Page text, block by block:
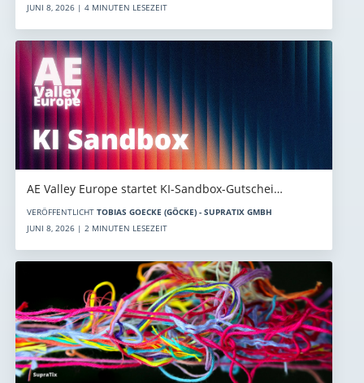
JUNI 8, 2026 | 4 MINUTEN LESEZEIT
AE Valley Europe startet KI-Sandbox-Gutschei…
VERÖFFENTLICHT TOBIAS GOECKE (GÖCKE) - SUPRATIX GMBH
JUNI 8, 2026 | 2 MINUTEN LESEZEIT